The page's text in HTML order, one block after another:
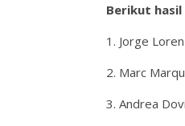
Berikut
1. Jorge
2. Marc
3. Andrea